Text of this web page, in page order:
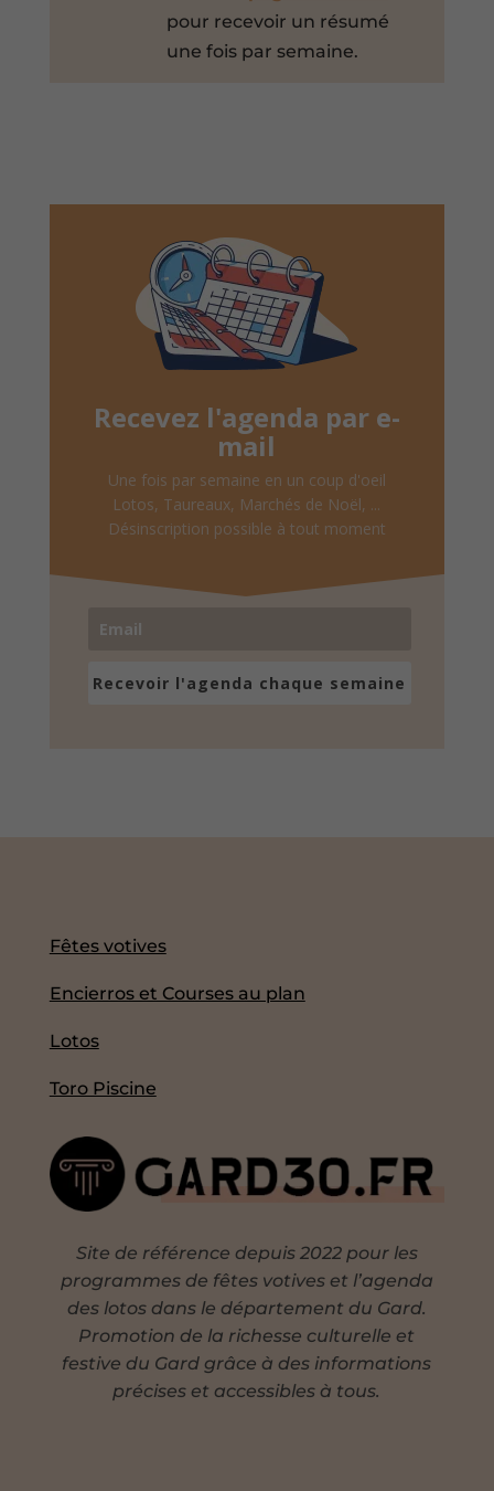
pour recevoir un résumé
une fois par semaine.
Recevez l'agenda par e-
mail
Une fois par semaine en un coup d'oeil
Lotos, Taureaux, Marchés de Noël, ...
Désinscription possible à tout moment
Recevoir l'agenda chaque semaine
Fêtes votives
Encierros et Courses au plan
Lotos
Toro Piscine
Site de référence depuis 2022 pour les
programmes de fêtes votives et l’agenda
des lotos dans le département du Gard.
Promotion de la richesse culturelle et
festive du Gard grâce à des informations
précises et accessibles à tous.